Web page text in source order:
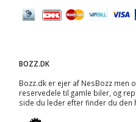
BOZZ.DK
Bozz.dk er ejer af NesBozz men
reservedele til gamle biler, og
side du leder efter finder du den